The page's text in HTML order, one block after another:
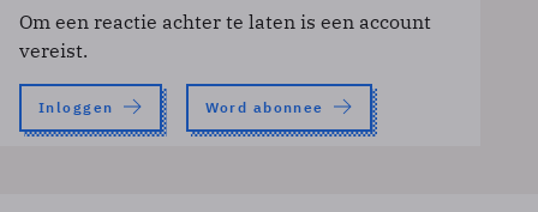
Om een reactie achter te laten is een account
vereist.
Inloggen Word abonnee